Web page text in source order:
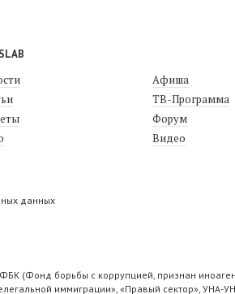
Афиша
ТВ-Программа
Форум
Видео
данных
(Фонд борьбы с коррупцией, признан
иммиграции», «Правый сектор», УНА-